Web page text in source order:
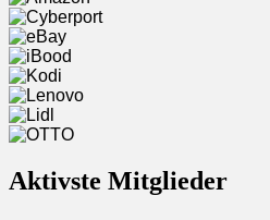
Aktivste Mitglieder